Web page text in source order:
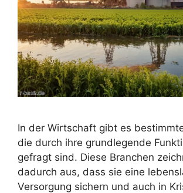
In der Wirtschaft gibt es
die durch ihre grundlegende
gefragt sind. Diese Branchen
dadurch aus, dass sie eine
Versorgung sichern und auch in